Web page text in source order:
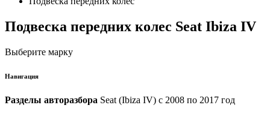
Подвеска передних колес Seat Ibiza IV
Выберите марку
Навигация
Разделы авторазбора Seat (Ibiza IV) с 2008 по 2017 год